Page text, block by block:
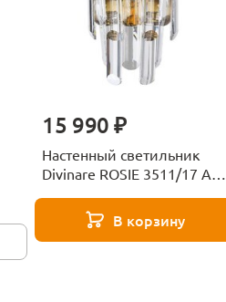
15 990 ₽
Настенный светильник
Divinare ROSIE 3511/17 AP-
В корзину